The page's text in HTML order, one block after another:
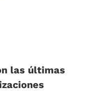
las últimas